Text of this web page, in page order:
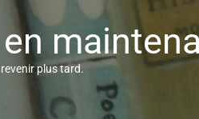
plus tard.